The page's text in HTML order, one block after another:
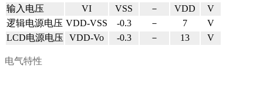
输入电压
VI VSS － VDD
V
逻辑电源电压 VDD-VSS -0.3 － 7
V
LCD电源电压 VDD-Vo -0.3 － 13 V
电气特性